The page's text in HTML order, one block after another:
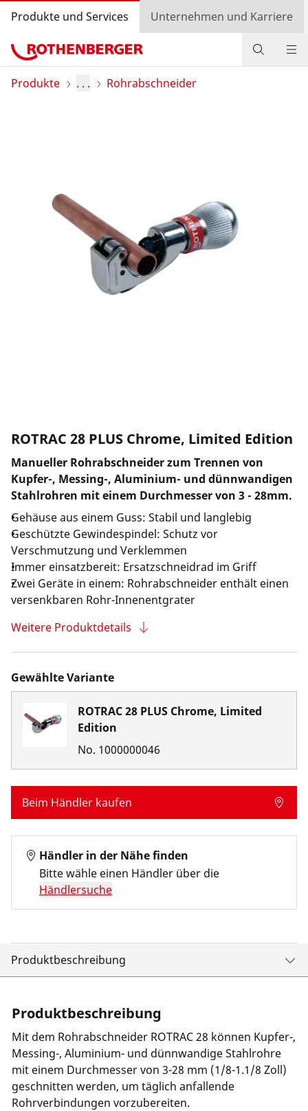
Produkte und Services Unternehmen und Karriere
Produkte
Händlersuche
Produkte . . . Rohrabschneider
ROTRAC 28 PLUS Chrome, Limited Edition
Manueller Rohrabschneider zum Trennen von
Kupfer-, Messing-, Aluminium- und dünnwandigen
Stahlrohren mit einem Durchmesser von 3 - 28mm.
Gehäuse aus einem Guss: Stabil und langlebig
Geschützte Gewindespindel: Schutz vor
Verschmutzung und Verklemmen
Immer einsatzbereit: Ersatzschneidrad im Griff
Zwei Geräte in einem: Rohrabschneider enthält einen
versenkbaren Rohr-Innenentgrater
Weitere Produktdetails
Gewählte Variante
ROTRAC 28 PLUS Chrome, Limited
Edition
No. 1000000046
Beim Händler kaufen
Händler in der Nähe finden
Bitte wähle einen Händler über die
Händlersuche
Produktbeschreibung
Produktbeschreibung
Mit dem Rohrabschneider ROTRAC 28 können Kupfer-,
Messing-, Aluminium- und dünnwandige Stahlrohre
mit einem Durchmesser von 3-28 mm (1/8-1.1/8 Zoll)
geschnitten werden, um täglich anfallende
Rohrverbindungen vorzubereiten.